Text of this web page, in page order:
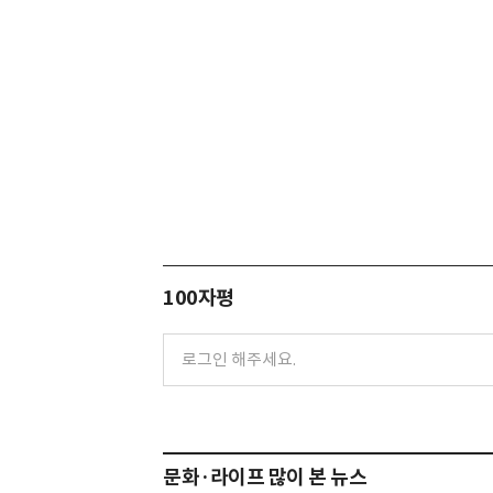
100자평
문화·라이프 많이 본 뉴스